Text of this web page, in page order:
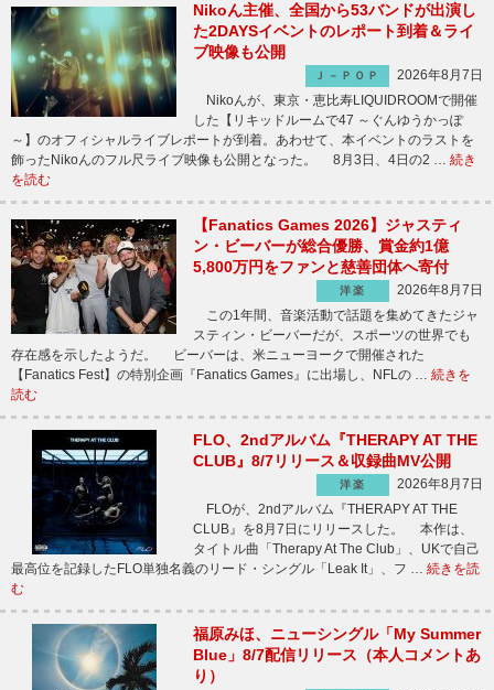
Nikoん主催、全国から53バンドが出演し
た2DAYSイベントのレポート到着＆ライ
ブ映像も公開
Ｊ－ＰＯＰ
2026年8月7日
Nikoんが、東京・恵比寿LIQUIDROOMで開催
した【リキッドルームで47 ～ぐんゆうかっぽ
～】のオフィシャルライブレポートが到着。あわせて、本イベントのラストを
飾ったNikoんのフル尺ライブ映像も公開となった。 8月3日、4日の2 … 続き
を読む
【Fanatics Games 2026】ジャスティ
ン・ビーバーが総合優勝、賞金約1億
5,800万円をファンと慈善団体へ寄付
洋楽
2026年8月7日
この1年間、音楽活動で話題を集めてきたジャ
スティン・ビーバーだが、スポーツの世界でも
存在感を示したようだ。 ビーバーは、米ニューヨークで開催された
【Fanatics Fest】の特別企画『Fanatics Games』に出場し、NFLの … 続きを
読む
FLO、2ndアルバム『THERAPY AT THE
CLUB』8/7リリース＆収録曲MV公開
洋楽
2026年8月7日
FLOが、2ndアルバム『THERAPY AT THE
CLUB』を8月7日にリリースした。 本作は、
タイトル曲「Therapy At The Club」、UKで自己
最高位を記録したFLO単独名義のリード・シングル「Leak It」、フ … 続きを読
む
福原みほ、ニューシングル「My Summer
Blue」8/7配信リリース（本人コメントあ
り）